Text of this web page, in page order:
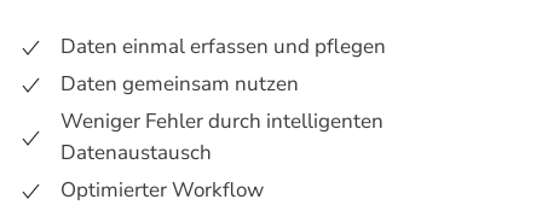
Daten einmal erfassen und pflegen
Daten gemeinsam nutzen
Weniger Fehler durch intelligenten
Datenaustausch
Optimierter Workflow